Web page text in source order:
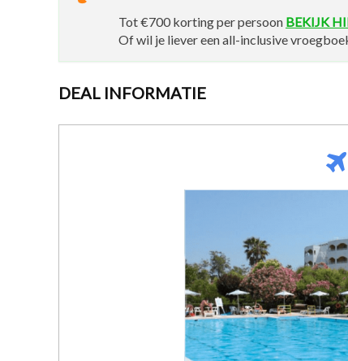
Tot €700 korting per persoon BEKIJK
Of wil je liever een all-inclusive
DEAL INFORMATIE